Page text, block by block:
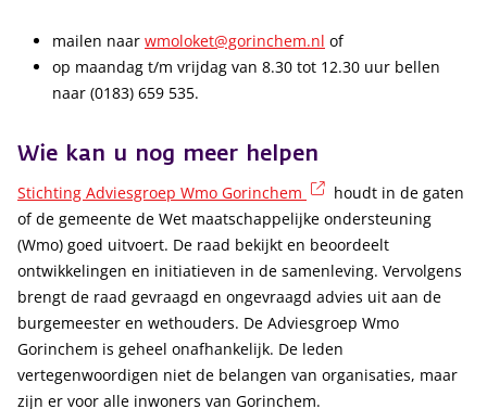
mailen naar wmoloket@gorinchem.nl of
op maandag t/m vrijdag van 8.30 tot 12.30 uur bellen
naar (0183) 659 535.
Wie kan u nog meer helpen
Stichting Adviesgroep Wmo Gorinchem (externe link)
houdt in de gaten
of de gemeente de Wet maatschappelijke ondersteuning
(Wmo) goed uitvoert. De raad bekijkt en beoordeelt
ontwikkelingen en initiatieven in de samenleving. Vervolgens
brengt de raad gevraagd en ongevraagd advies uit aan de
burgemeester en wethouders. De Adviesgroep Wmo
Gorinchem is geheel onafhankelijk. De leden
vertegenwoordigen niet de belangen van organisaties, maar
zijn er voor alle inwoners van Gorinchem.